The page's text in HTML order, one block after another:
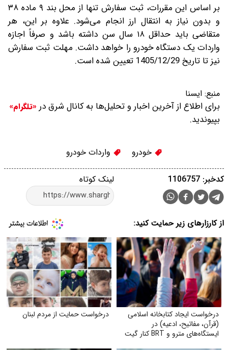
بر اساس این مقررات، ثبت سفارش تنها از محل بند ۹ ماده ۳۸
و بدون نیاز به انتقال ارز انجام می‌شود. علاوه بر این، هر
متقاضی باید حداقل ۱۸ سال سن داشته باشد و صرفاً اجازه
واردات یک دستگاه خودرو را خواهد داشت. مهلت ثبت سفارش
نیز تا تاریخ 1405/12/29 تعیین شده است.
منبع: ایسنا
برای اطلاع از آخرین اخبار و تحلیل‌ها به کانال شرق در «تلگرام»
بپیوندید.
خودرو واردات خودرو
لینک کوتاه کدخبر: 1106757
از کارزارهای زیر حمایت کنید:
درخواست ایجاد کتابخانه اسلامی
(قرآن، مفاتیح، ادعیه) در
ایستگاه‌های مترو و BRT کنار گیت
درخواست حمایت از مردم لبنان